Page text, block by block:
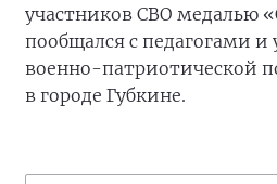
участников СВО медалью
пообщался с педагогами
военно-патриотической
в городе Губкине.